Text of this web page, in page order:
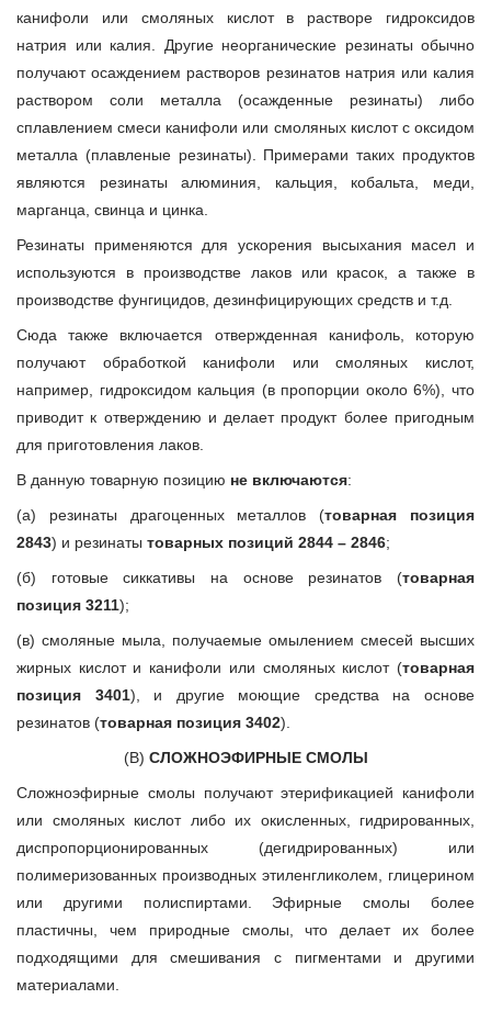
канифоли или смоляных кислот в растворе гидроксидов
натрия или калия. Другие неорганические резинаты обычно
получают осаждением растворов резинатов натрия или калия
раствором соли металла (осажденные резинаты) либо
сплавлением смеси канифоли или смоляных кислот с оксидом
металла (плавленые резинаты). Примерами таких продуктов
являются резинаты алюминия, кальция, кобальта, меди,
марганца, свинца и цинка.
Резинаты применяются для ускорения высыхания масел и
используются в производстве лаков или красок, а также в
производстве фунгицидов, дезинфицирующих средств и т.д.
Сюда также включается отвержденная канифоль, которую
получают обработкой канифоли или смоляных кислот,
например, гидроксидом кальция (в пропорции около 6%), что
приводит к отверждению и делает продукт более пригодным
для приготовления лаков.
В данную товарную позицию не включаются:
(а) резинаты драгоценных металлов (товарная позиция
2843) и резинаты товарных позиций 2844 – 2846;
(б) готовые сиккативы на основе резинатов (товарная
позиция 3211);
(в) смоляные мыла, получаемые омылением смесей высших
жирных кислот и канифоли или смоляных кислот (товарная
позиция 3401), и другие моющие средства на основе
резинатов (товарная позиция 3402).
(В) СЛОЖНОЭФИРНЫЕ СМОЛЫ
Сложноэфирные смолы получают этерификацией канифоли
или смоляных кислот либо их окисленных, гидрированных,
диспропорционированных (дегидрированных) или
полимеризованных производных этиленгликолем, глицерином
или другими полиспиртами. Эфирные смолы более
пластичны, чем природные смолы, что делает их более
подходящими для смешивания с пигментами и другими
материалами.